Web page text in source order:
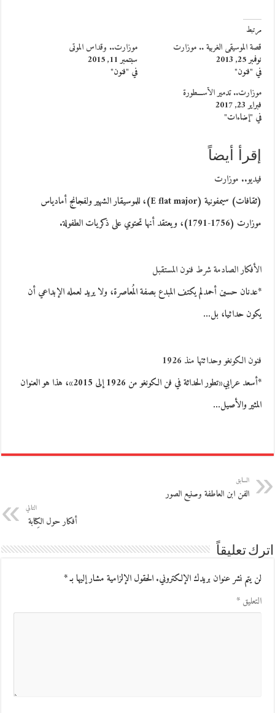
مرتبط
قصة الموسيقى الغربية .. موزارت
نوفمبر 25, 2013
في "فنون"
موزارت.. وقداس الموتى
سبتمبر 11, 2015
في "فنون"
موزارت.. تدمير الأســـطورة
فبراير 23, 2017
في "إضاءات"
إقرأ أيضاً
فيديو.. موزارت
(ثقافات) سيمفونية (E flat major)، للموسيقار الشهير ولفجانج أمادياس
موزارت (1756-1791)، ويعتقد أنها تحتوي على ذكريات الطفولة.
الأفكار الصادمة شرط فنون المستقبل
*عدنان حسين أحمدلم يكتف المبدع بصفة المُعاصرة، ولا يريد لعمله الإبداعي أن
يكون حداثيا، بل…
فنون الكونغو وحداثتها منذ 1926
*أسعد عرابي«تطور الحداثة في فن الكونغو من 1926 إلى 2015»، هذا هو العنوان
المثير والأصيل…
السابق
الفن ابن العاطفة وصنيع الصور
التالي
أفكار حول الكِتابة‮ ‬
اترك تعليقاً
لن يتم نشر عنوان بريدك الإلكتروني.الحقول الإلزامية مشار إليها بـ*
التعليق*